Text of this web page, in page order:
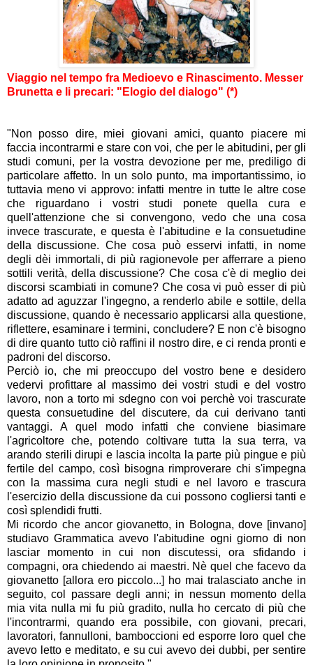
Viaggio nel tempo fra Medioevo e Rinascimento. Messer
Brunetta e li precari: "Elogio del dialogo" (*)
"Non posso dire, miei giovani amici, quanto piacere mi
faccia incontrarmi e stare con voi, che per le abitudini, per gli
studi comuni, per la vostra devozione per me, prediligo di
particolare affetto. In un solo punto, ma importantissimo, io
tuttavia meno vi approvo: infatti mentre in tutte le altre cose
che riguardano i vostri studi ponete quella cura e
quell'attenzione che si convengono, vedo che una cosa
invece trascurate, e questa è l'abitudine e la consuetudine
della discussione. Che cosa può esservi infatti, in nome
degli dèi immortali, di più ragionevole per afferrare a pieno
sottili verità, della discussione? Che cosa c'è di meglio dei
discorsi scambiati in comune? Che cosa vi può esser di più
adatto ad aguzzar l'ingegno, a renderlo abile e sottile, della
discussione, quando è necessario applicarsi alla questione,
riflettere, esaminare i termini, concludere? E non c'è bisogno
di dire quanto tutto ciò raffini il nostro dire, e ci renda pronti e
padroni del discorso.
Perciò io, che mi preoccupo del vostro bene e desidero
vedervi profittare al massimo dei vostri studi e del vostro
lavoro, non a torto mi sdegno con voi perchè voi trascurate
questa consuetudine del discutere, da cui derivano tanti
vantaggi. A quel modo infatti che conviene biasimare
l'agricoltore che, potendo coltivare tutta la sua terra, va
arando sterili dirupi e lascia incolta la parte più pingue e più
fertile del campo, così bisogna rimproverare chi s'impegna
con la massima cura negli studi e nel lavoro e trascura
l'esercizio della discussione da cui possono cogliersi tanti e
così splendidi frutti.
Mi ricordo che ancor giovanetto, in Bologna, dove [invano]
studiavo Grammatica avevo l'abitudine ogni giorno di non
lasciar momento in cui non discutessi, ora sfidando i
compagni, ora chiedendo ai maestri. Nè quel che facevo da
giovanetto [allora ero piccolo...] ho mai tralasciato anche in
seguito, col passare degli anni; in nessun momento della
mia vita nulla mi fu più gradito, nulla ho cercato di più che
l'incontrarmi, quando era possibile, con giovani, precari,
lavoratori, fannulloni, bamboccioni ed esporre loro quel che
avevo letto e meditato, e su cui avevo dei dubbi, per sentire